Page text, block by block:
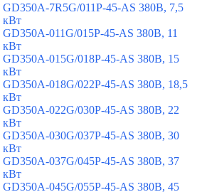
GD350A-7R5G/011P-45-AS 380В, 7,5
кВт
GD350A-011G/015P-45-AS 380В, 11
кВт
GD350A-015G/018P-45-AS 380В, 15
кВт
GD350A-018G/022P-45-AS 380В, 18,5
кВт
GD350A-022G/030P-45-AS 380В, 22
кВт
GD350A-030G/037P-45-AS 380В, 30
кВт
GD350A-037G/045P-45-AS 380В, 37
кВт
GD350A-045G/055P-45-AS 380В, 45